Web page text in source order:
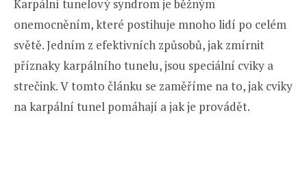
Karpální tunelový syndrom je běžným
onemocněním, které postihuje mnoho lidí po celém
světě. Jedním z efektivních způsobů, jak zmírnit
příznaky karpálního tunelu, jsou speciální cviky a
strečink. V tomto článku se zaměříme na to, jak cviky
na karpální tunel pomáhají a jak je provádět.